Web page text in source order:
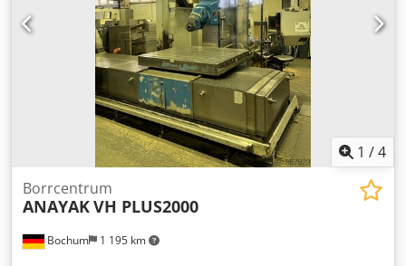
1 /4
Bochum 1 195 km
Borrcentrum
ANAYAKVH PLUS2000